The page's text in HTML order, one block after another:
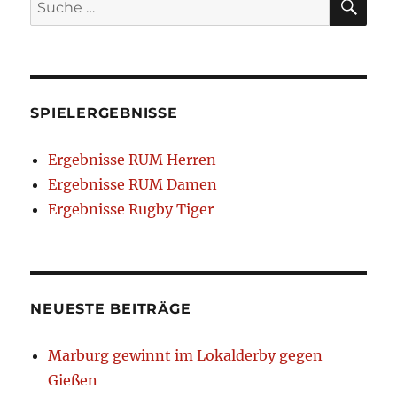
nach:
SPIELERGEBNISSE
Ergebnisse RUM Herren
Ergebnisse RUM Damen
Ergebnisse Rugby Tiger
NEUESTE BEITRÄGE
Marburg gewinnt im Lokalderby gegen
Gießen